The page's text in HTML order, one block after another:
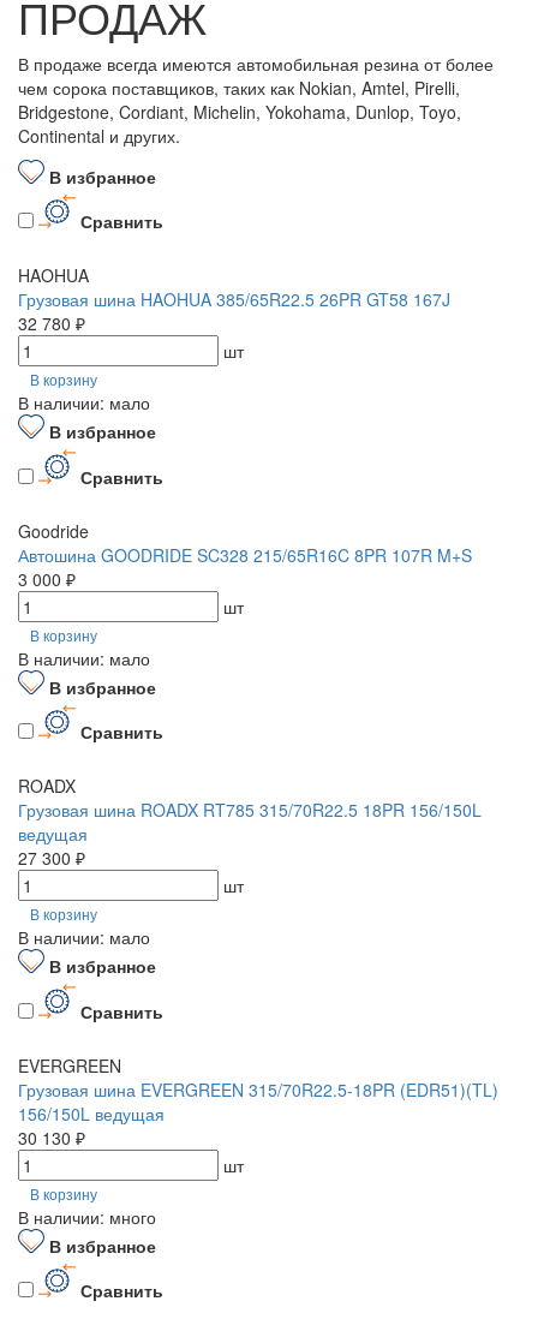
ПРОДАЖ
В продаже всегда имеются автомобильная резина от более
чем сорока поставщиков, таких как Nokian, Amtel, Pirelli,
Bridgestone, Cordiant, Michelin, Yokohama, Dunlop, Toyo,
Continental и других.
В избранное
Сравнить
HAOHUA
Грузовая шина HAOHUA 385/65R22.5 26PR GT58 167J
32 780 ₽
шт
В корзину
В наличии: мало
В избранное
Сравнить
Goodride
Автошина GOODRIDE SC328 215/65R16C 8PR 107R M+S
3 000 ₽
шт
В корзину
В наличии: мало
В избранное
Сравнить
ROADX
Грузовая шина ROADX RT785 315/70R22.5 18PR 156/150L
ведущая
27 300 ₽
шт
В корзину
В наличии: мало
В избранное
Сравнить
EVERGREEN
Грузовая шина EVERGREEN 315/70R22.5-18PR (EDR51)(TL)
156/150L ведущая
30 130 ₽
шт
В корзину
В наличии: много
В избранное
Сравнить